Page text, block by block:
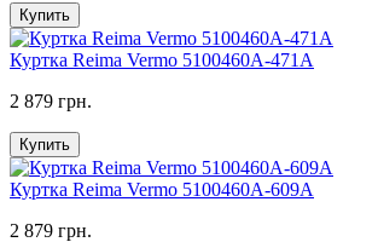
Купить
Куртка Reima Vermo 5100460A-471A
2 879 грн.
Купить
Куртка Reima Vermo 5100460A-609A
2 879 грн.